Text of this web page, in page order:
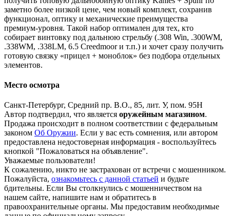
заметно более низкой цене, чем новый комплект, сохранив
функционал, оптику и механические преимущества
премиум‑уровня. Такой набор оптимален для тех, кто
собирает винтовку под дальнюю стрельбу (.308 Win, .300WM,
.338WM, .338LM, 6.5 Creedmoor и т.п.) и хочет сразу получить
готовую связку «прицел + моноблок» без подбора отдельных
элементов.
Место осмотра
Санкт-Петербург, Средний пр. В.О., 85, лит. У, пом. 95Н
Автор подтвердил, что является оружейным магазином.
Продажа происходит в полном соответствии с федеральным
законом Об Оружии. Если у вас есть сомнения, или автором
предоставлена недостоверная информация - воспользуйтесь
кнопкой "Пожаловаться на объявление".
Уважаемые пользователи!
К сожалению, никто не застрахован от встречи с мошенником.
Пожалуйста, ознакомьтесь с данной статьей и будьте
бдительны. Если Вы столкнулись с мошенничеством на
нашем сайте, напишите нам и обратитесь в
правоохранительные органы. Мы предоставим необходимые